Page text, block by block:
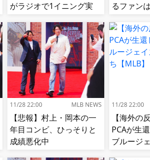
がラジオで1イニング実
るファン
11/28 22:00 MLB NEWS
【悲報】村上・岡本の一
年目コンビ、ひっそりと
成績悪化中
11/28 22:00
【海外の
PCAが生
ブルージ